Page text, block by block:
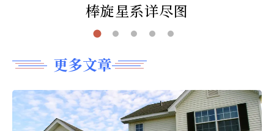
棒旋星系详尽图
更多文章